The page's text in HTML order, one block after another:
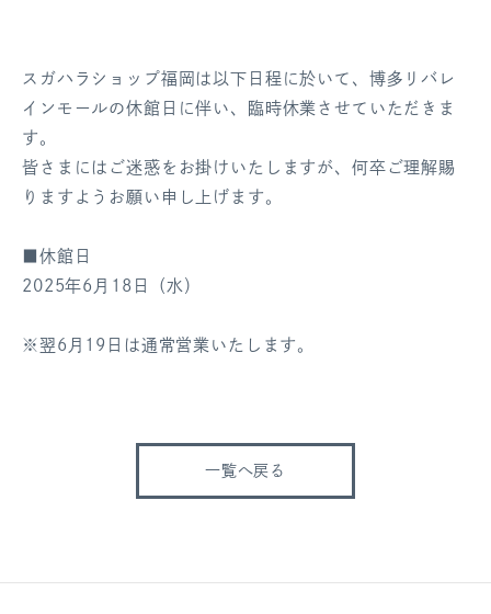
お気に入り
スガハラショップ福岡は以下日程に於いて、博多リバレ
インモールの休館日に伴い、臨時休業させていただきま
す。
皆さまにはご迷惑をお掛けいたしますが、何卒ご理解賜
りますようお願い申し上げます。
■休館日
2025年6月18日（水）
※翌6月19日は通常営業いたします。
一覧へ戻る